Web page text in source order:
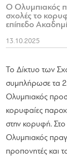
Ο Ολυμπιακός
σχολές το
επίπεδο
13.10.2025
Το Δίκτυο των
συμπλήρωσε τα
Ολυμπιακός
κορυφαίες
στην κορυφή. Στο
Ολυμπιακός
προπονητές και